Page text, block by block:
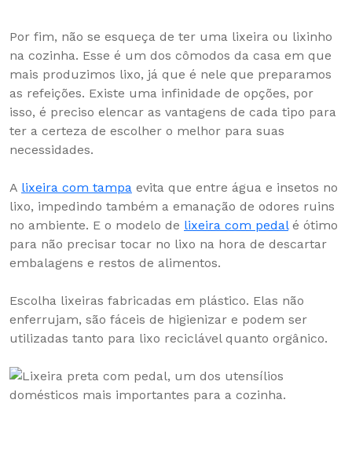
Por fim, não se esqueça de ter uma lixeira ou lixinho
na cozinha. Esse é um dos cômodos da casa em que
mais produzimos lixo, já que é nele que preparamos
as refeições. Existe uma infinidade de opções, por
isso, é preciso elencar as vantagens de cada tipo para
ter a certeza de escolher o melhor para suas
necessidades.
A lixeira com tampa evita que entre água e insetos no
lixo, impedindo também a emanação de odores ruins
no ambiente. E o modelo de lixeira com pedalé ótimo
para não precisar tocar no lixo na hora de descartar
embalagens e restos de alimentos.
Escolha lixeiras fabricadas em plástico. Elas não
enferrujam, são fáceis de higienizar e podem ser
utilizadas tanto para lixo reciclável quanto orgânico.